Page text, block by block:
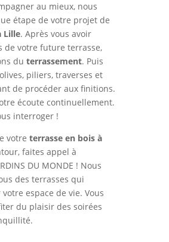
au mieux, nous
étape de votre projet de
Lille. Après vous avoir
de votre future terrasse,
du terrassement. Puis
piliers, traverses et
de procéder aux finitions.
écoute continuellement.
interroger !
votre terrasse en bois à
faites appel à
DU MONDE ! Nous
des terrasses qui
espace de vie. Vous
du plaisir des soirées